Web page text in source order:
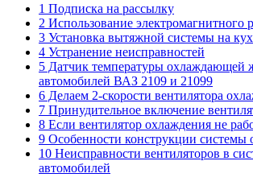
1 Подписка на рассылку
2 Использование электромагнитного
3 Установка вытяжной системы на
4 Устранение неисправностей
5 Датчик температуры охлаждающей
автомобилей ВАЗ 2109 и 21099
6 Делаем 2-скорости вентилятора
7 Принудительное включение
8 Если вентилятор охлаждения не
9 Особенности конструкции системы
10 Неисправности вентиляторов в
автомобилей